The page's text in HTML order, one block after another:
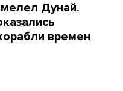
Дунай.
времен